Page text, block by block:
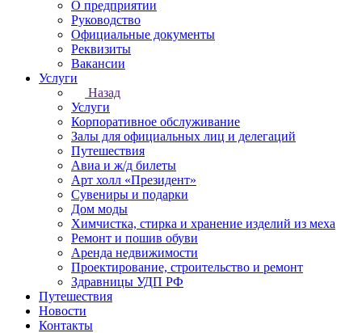
О предприятии
Руководство
Официальные документы
Реквизиты
Вакансии
Услуги
Назад
Услуги
Корпоративное обслуживание
Залы для официальных лиц и делегаций
Путешествия
Авиа и ж/д билеты
Арт холл «Президент»
Сувениры и подарки
Дом моды
Химчистка, стирка и хранение изделий из меха
Ремонт и пошив обуви
Аренда недвижимости
Проектирование, строительство и ремонт
Здравницы УДП РФ
Путешествия
Новости
Контакты